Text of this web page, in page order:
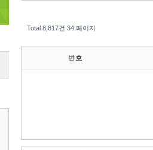
Total 8,817건 34 페이지
번호